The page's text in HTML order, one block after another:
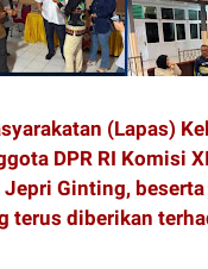
(Lapas)
DPR RI Komisi
Ginting,
terus diberikan